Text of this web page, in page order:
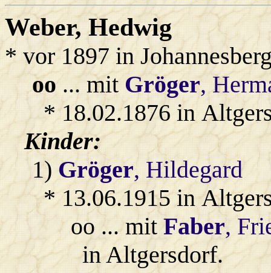
Weber, Hedwig
* vor 1897 in
oo... mit Gröger,
* 18.02.1876 in
Kinder:
1)Gröger, Hildegard
* 13.06.1915 in
oo ... mitFaber,
in Altgersdorf.